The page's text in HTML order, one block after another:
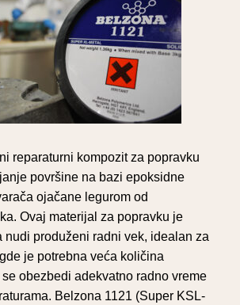
reparaturni kompozit za popravku
površine na bazi epoksidne
ojačane legurom od
Ovaj materijal za popravku je
nudi produženi radni vek, idealan za
je potrebna veća količina
obezbedi adekvatno radno vreme
Belzona 1121 (Super KSL-